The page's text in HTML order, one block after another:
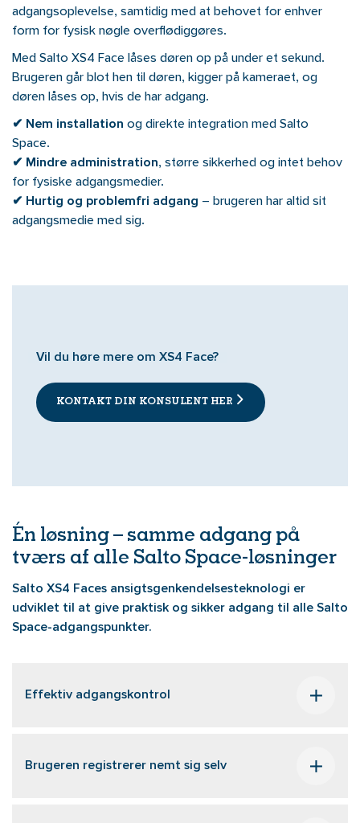
adgangsoplevelse, samtidig med at behovet for enhver
form for fysisk nøgle overflødiggøres.
Med Salto XS4 Face låses døren op på under et sekund.
Brugeren går blot hen til døren, kigger på kameraet, og
døren låses op, hvis de har adgang.
✔ Nem installation og direkte integration med Salto
Space.
✔ Mindre administration, større sikkerhed og intet behov
for fysiske adgangsmedier.
✔ Hurtig og problemfri adgang – brugeren har altid sit
adgangsmedie med sig.
Vil du høre mere om XS4 Face?
KONTAKT DIN KONSULENT HER
Én løsning – samme adgang på
tværs af alle Salto Space-løsninger
Salto XS4 Faces ansigtsgenkendelsesteknologi er
udviklet til at give praktisk og sikker adgang til alle Salto
Space-adgangspunkter.
Effektiv adgangskontrol
Brugeren registrerer nemt sig selv